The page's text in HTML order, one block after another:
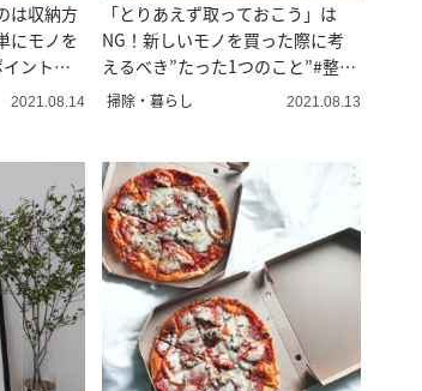
は収納方
にモノを
ント」#
伝
2021.08.14
「とりあえず取っておこう」は
NG！新しいモノを買った際に考
えるべき”たった1つのこと”#整理
収納コンサルタント直伝
掃除・暮らし 2021.08.13